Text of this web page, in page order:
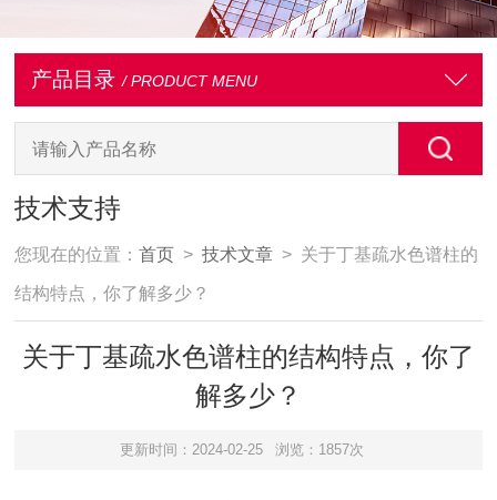
产品目录 / PRODUCT MENU
技术支持
您现在的位置：首页 >技术文章 > 关于丁基疏水色谱柱的
结构特点，你了解多少？
关于丁基疏水色谱柱的结构特点，你了
解多少？
更新时间：2024-02-25 浏览：1857次